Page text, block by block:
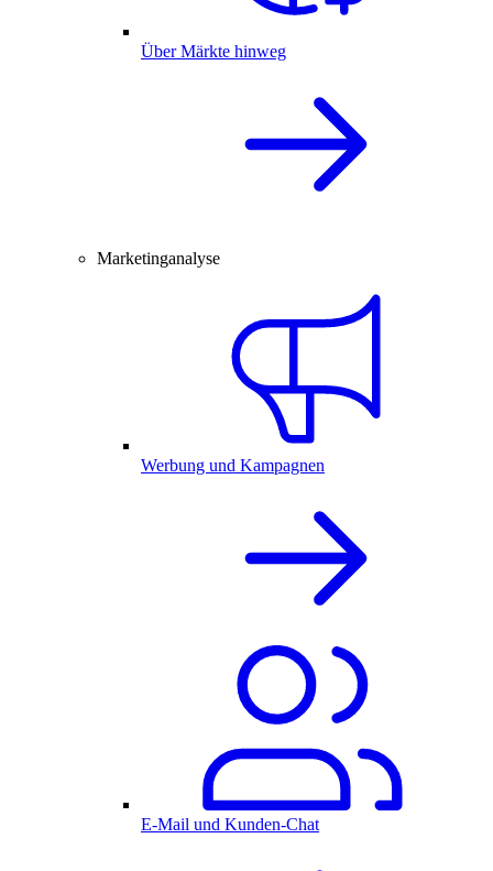
Über Märkte hinweg
Marketinganalyse
Werbung und Kampagnen
E-Mail und Kunden-Chat